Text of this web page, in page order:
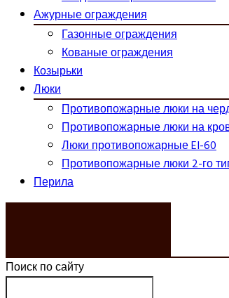
Ажурные ограждения
Газонные ограждения
Кованые ограждения
Козырьки
Люки
Противопожарные люки на
Противопожарные люки на
Люки противопожарные EI-60
Противопожарные люки 2-го
Перила
Поиск по сайту